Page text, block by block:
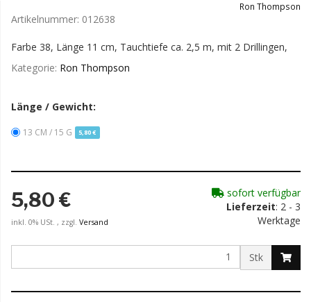
Ron Thompson
Artikelnummer: 012638
Farbe 38, Länge 11 cm, Tauchtiefe ca. 2,5 m, mit 2 Drillingen,
Kategorie: Ron Thompson
Länge / Gewicht:
13 CM / 15 G 5,80 €
5,80 €
inkl. 0% USt. , zzgl. Versand
sofort verfügbar
Lieferzeit: 2 - 3
Werktage
Stk